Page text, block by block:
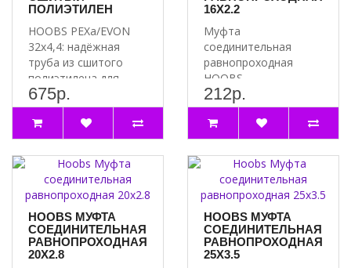
ПОЛИЭТИЛЕН
HOOBS PEXa/EVON
32х4,4: надёжная
труба из сшитого
полиэтилена для
вашей системы
водоснабжения Ище..
675р.
16Х2.2
Муфта
соединительная
равнопроходная
HOOBS
16х2.2 является
универсальной и
подходит для
соединен..
212р.
HOOBS МУФТА
СОЕДИНИТЕЛЬНАЯ
РАВНОПРОХОДНАЯ
20Х2.8
HOOBS МУФТА
СОЕДИНИТЕЛЬНАЯ
РАВНОПРОХОДНАЯ
25Х3.5